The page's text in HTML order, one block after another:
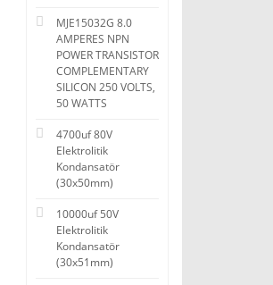
MJE15032G 8.0
AMPERES NPN
POWER TRANSISTOR
COMPLEMENTARY
SILICON 250 VOLTS,
50 WATTS
4700uf 80V
Elektrolitik
Kondansatör
(30x50mm)
10000uf 50V
Elektrolitik
Kondansatör
(30x51mm)